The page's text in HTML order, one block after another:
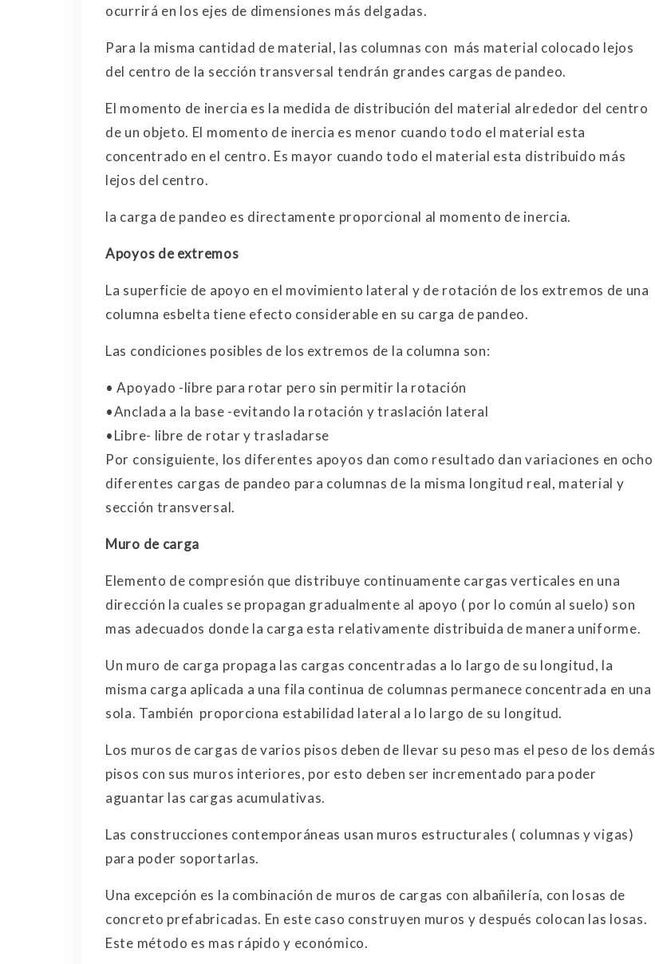
ocurrirá en los ejes de dimensiones más delgadas.
Para la misma cantidad de material, las columnas con más material colocado lejos
del centro de la sección transversal tendrán grandes cargas de pandeo.
El momento de inercia es la medida de distribución del material alrededor del centro
de un objeto. El momento de inercia es menor cuando todo el material esta
concentrado en el centro. Es mayor cuando todo el material esta distribuido más
lejos del centro.
la carga de pandeo es directamente proporcional al momento de inercia.
Apoyos de extremos
La superficie de apoyo en el movimiento lateral y de rotación de los extremos de una
columna esbelta tiene efecto considerable en su carga de pandeo.
Las condiciones posibles de los extremos de la columna son:
• Apoyado -libre para rotar pero sin permitir la rotación
•Anclada a la base -evitando la rotación y traslación lateral
•Libre- libre de rotar y trasladarse
Por consiguiente, los diferentes apoyos dan como resultado dan variaciones en ocho
diferentes cargas de pandeo para columnas de la misma longitud real, material y
sección transversal.
Muro de carga
Elemento de compresión que distribuye continuamente cargas verticales en una
dirección la cuales se propagan gradualmente al apoyo ( por lo común al suelo) son
mas adecuados donde la carga esta relativamente distribuida de manera uniforme.
Un muro de carga propaga las cargas concentradas a lo largo de su longitud, la
misma carga aplicada a una fila continua de columnas permanece concentrada en una
sola. También proporciona estabilidad lateral a lo largo de su longitud.
Los muros de cargas de varios pisos deben de llevar su peso mas el peso de los demás
pisos con sus muros interiores, por esto deben ser incrementado para poder
aguantar las cargas acumulativas.
Las construcciones contemporáneas usan muros estructurales ( columnas y vigas)
para poder soportarlas.
Una excepción es la combinación de muros de cargas con albañilería, con losas de
concreto prefabricadas. En este caso construyen muros y después colocan las losas.
Este método es mas rápido y económico.